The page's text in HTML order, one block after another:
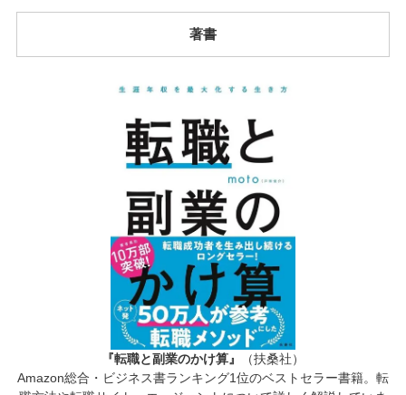
著書
『転職と副業のかけ算』
（扶桑社）
Amazon総合・ビジネス書ランキング1位のベストセラー書籍。転